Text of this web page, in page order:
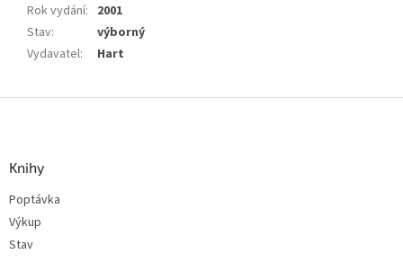
Rok vydání: 2001
Stav:
výborný
Vydavatel: Hart
Knihy
Poptávka
Výkup
Stav